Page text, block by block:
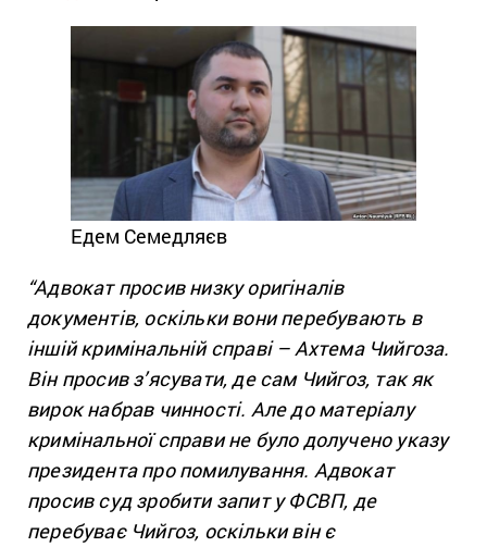
Едем Семедляєв
“Адвокат просив низку оригіналів
документів, оскільки вони перебувають в
іншій кримінальній справі – Ахтема Чийгоза.
Він просив з’ясувати, де сам Чийгоз, так як
вирок набрав чинності. Але до матеріалу
кримінальної справи не було долучено указу
президента про помилування. Адвокат
просив суд зробити запит у ФСВП, де
перебуває Чийгоз, оскільки він є